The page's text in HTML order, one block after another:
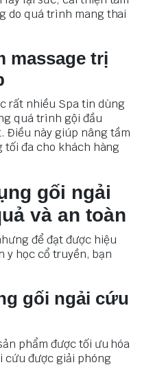
do quá trình mang thai
massage trị
rất nhiều Spa tin dùng
quá trình gội đầu
Điều này giúp nâng tầm
tối đa cho khách hàng
gối ngải
và an toàn
để đạt được hiệu
y học cổ truyền, bạn
gối ngải cứu
phẩm được tối ưu hóa
cứu được giải phóng